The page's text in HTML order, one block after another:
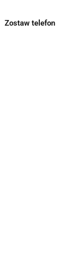
Zostaw telefon